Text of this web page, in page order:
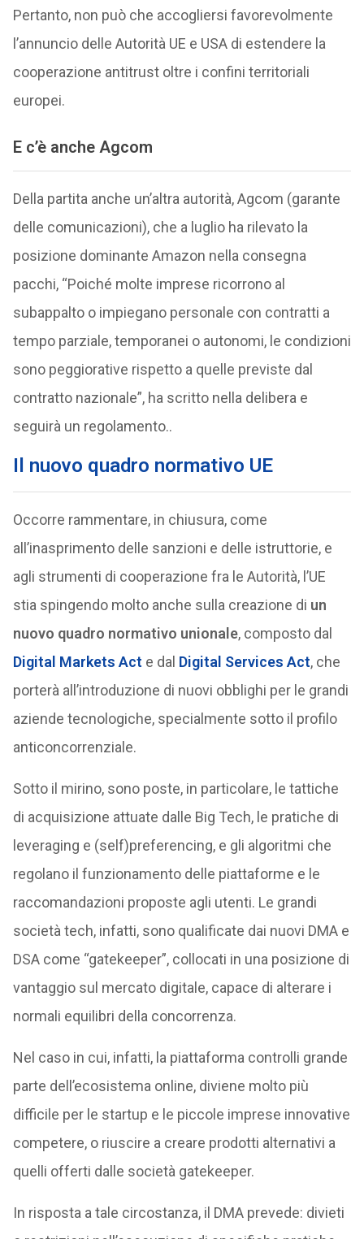
Pertanto, non può che accogliersi favorevolmente
l’annuncio delle Autorità UE e USA di estendere la
cooperazione antitrust oltre i confini territoriali
europei.
E c’è anche Agcom
Della partita anche un’altra autorità, Agcom (garante
delle comunicazioni), che a luglio ha rilevato la
posizione dominante Amazon nella consegna
pacchi, “Poiché molte imprese ricorrono al
subappalto o impiegano personale con contratti a
tempo parziale, temporanei o autonomi, le condizioni
sono peggiorative rispetto a quelle previste dal
contratto nazionale”, ha scritto nella delibera e
seguirà un regolamento..
Il nuovo quadro normativo UE
Occorre rammentare, in chiusura, come
all’inasprimento delle sanzioni e delle istruttorie, e
agli strumenti di cooperazione fra le Autorità, l’UE
stia spingendo molto anche sulla creazione di un
nuovo quadro normativo unionale, composto dal
Digital Markets Act e dal Digital Services Act, che
porterà all’introduzione di nuovi obblighi per le grandi
aziende tecnologiche, specialmente sotto il profilo
anticoncorrenziale.
Sotto il mirino, sono poste, in particolare, le tattiche
di acquisizione attuate dalle Big Tech, le pratiche di
leveraging e (self)preferencing, e gli algoritmi che
regolano il funzionamento delle piattaforme e le
raccomandazioni proposte agli utenti. Le grandi
società tech, infatti, sono qualificate dai nuovi DMA e
DSA come “gatekeeper”, collocati in una posizione di
vantaggio sul mercato digitale, capace di alterare i
normali equilibri della concorrenza.
Nel caso in cui, infatti, la piattaforma controlli grande
parte dell’ecosistema online, diviene molto più
difficile per le startup e le piccole imprese innovative
competere, o riuscire a creare prodotti alternativi a
quelli offerti dalle società gatekeeper.
In risposta a tale circostanza, il DMA prevede: divieti